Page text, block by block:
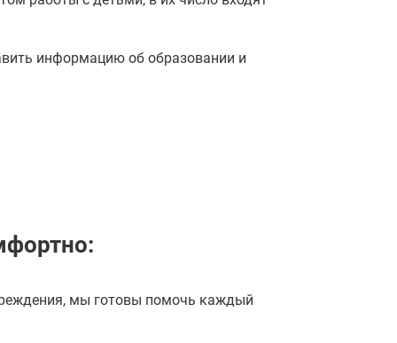
информацию об образовании и
мы готовы помочь каждый